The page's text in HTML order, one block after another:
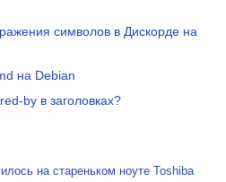
символов в Дискорде на
на Debian
by в заголовках?
на стареньком ноуте Toshiba